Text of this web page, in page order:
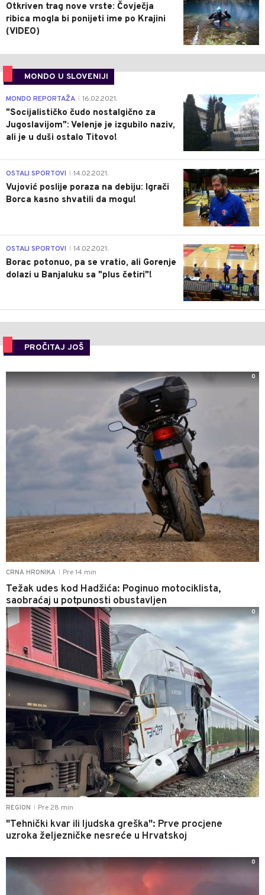
Otkriven trag nove vrste: Čovječja
ribica mogla bi ponijeti ime po Krajini
(VIDEO)
MONDO U SLOVENIJI
4
MONDO REPORTAŽA 16.02.2021.
"Socijalističko čudo nostalgično za
Jugoslavijom": Velenje je izgubilo naziv,
ali je u duši ostalo Titovo!
1
OSTALI SPORTOVI 14.02.2021.
Vujović poslije poraza na debiju: Igrači
Borca kasno shvatili da mogu!
3
OSTALI SPORTOVI 14.02.2021.
Borac potonuo, pa se vratio, ali Gorenje
dolazi u Banjaluku sa "plus četiri"!
PROČITAJ JOŠ
CRNA HRONIKA Pre 14 min
Težak udes kod Hadžića: Poginuo motociklista,
saobraćaj u potpunosti obustavljen
0
REGION Pre 28 min
"Tehnički kvar ili ljudska greška": Prve procjene
uzroka željezničke nesreće u Hrvatskoj
0
0